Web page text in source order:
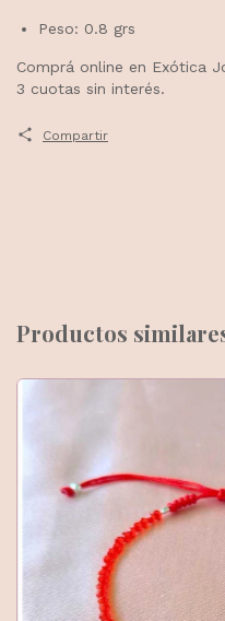
Peso: 0.8 grs
Comprá online en Exótica
3 cuotas sin interés.
Compartir
Productos